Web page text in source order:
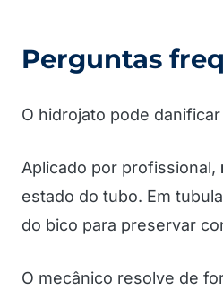
Perguntas
O hidrojato pode
Aplicado por profissional,
estado do tubo. Em
do bico para preservar
O mecânico resolve de